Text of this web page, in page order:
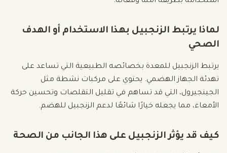
لماذا يرتبط الزنجبيل بهذا الاستخدام أو الهدف
الصحي
يرتبط الزنجبيل للمعدة بخصائصه الطبيعية التي تساعد على
تهدئة الجهاز الهضمي. يحتوي على مركبات نشطة مثل
الجينجيرول، التي قد تساهم في تقليل التقلصات وتحسين حركة
الأمعاء، مما يجعله خيارًا شائعًا لدعم الزنجبيل للهضم.
كيف قد يؤثر الزنجبيل على هذا الجانب من الصحة